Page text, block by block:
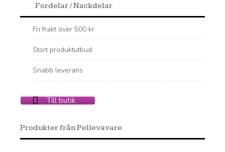
Fördelar / Nackdelar
Fri frakt över 500 kr
Stort produktutbud
Snabb leverans
Till butik
Produkter från Pellevävare